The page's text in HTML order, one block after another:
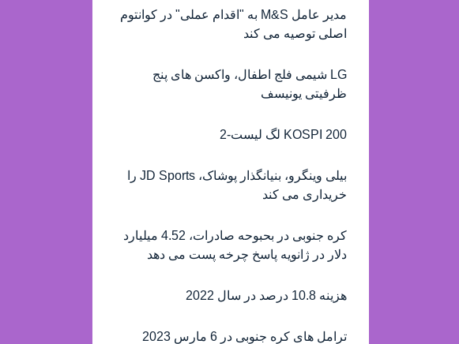
مدیر عامل M&S به "اقدام عملی" در کوانتوم
اصلی توصیه می کند
LG شیمی فلج اطفال، واکسن های پنج
ظرفیتی یونیسف
KOSPI 200 لگ لیست-2
بیلی وینگرو، بنیانگذار پوشاک، JD Sports را
خریداری می کند
کره جنوبی در بحبوحه صادرات، 4.52 میلیارد
دلار در ژانویه پاسخ چرخه پست می دهد
هزینه 10.8 درصد در سال 2022
ترامل های کره جنوبی در 6 مارس 2023